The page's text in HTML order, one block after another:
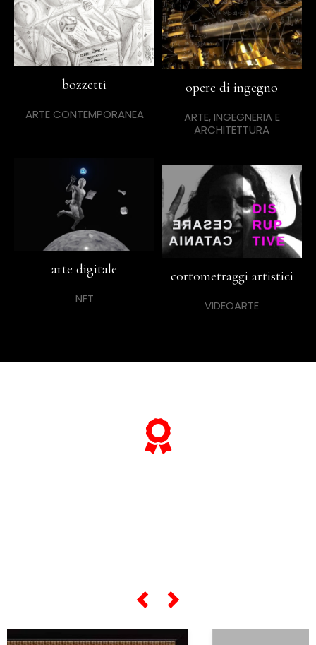
bozzetti
ARTE CONTEMPORANEA
opere di ingegno
ARTE, INGEGNERIA E
ARCHITETTURA
arte digitale
NFT
cortometraggi artistici
VIDEOARTE